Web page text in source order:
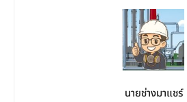
นายช่างมาแชร์